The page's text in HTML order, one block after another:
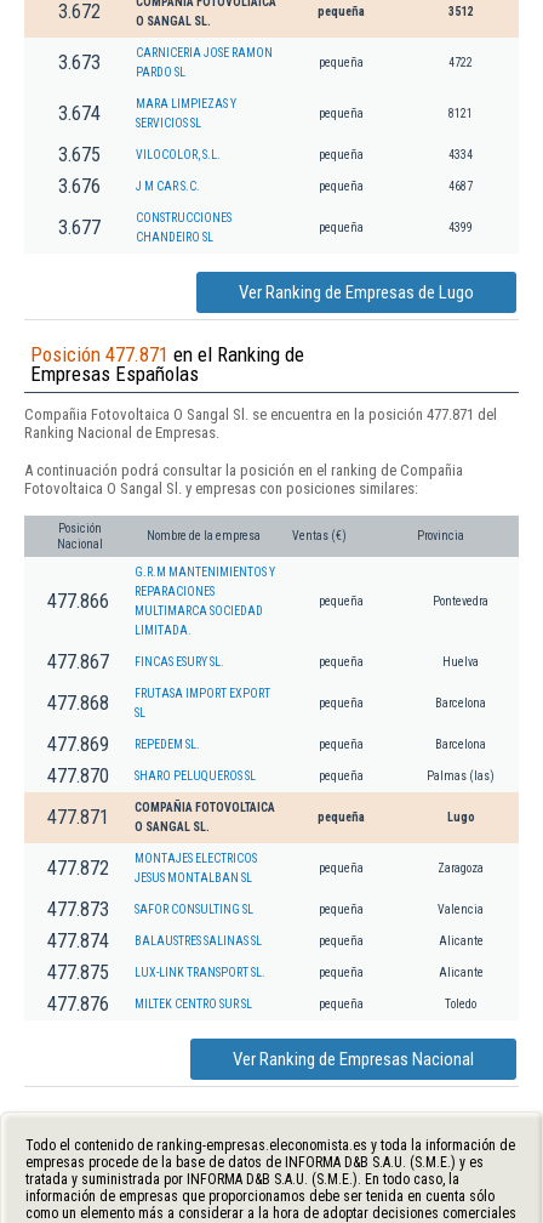
3.672
O SANGAL SL.
pequeña 3512
3.673
CARNICERIA JOSE RAMON
PARDO SL
pequeña 4722
3.674
MARA LIMPIEZAS Y
SERVICIOS SL
pequeña 8121
3.675 VILOCOLOR, S.L. pequeña 4334
3.676 J M CAR S.C. pequeña 4687
3.677
CONSTRUCCIONES
CHANDEIRO SL
pequeña 4399
Ver Ranking de Empresas de Lugo
Posición 477.871 en el Ranking de
Empresas Españolas
Compañia Fotovoltaica O Sangal Sl. se encuentra en la posición 477.871 del
Ranking Nacional de Empresas.
A continuación podrá consultar la posición en el ranking de Compañia
Fotovoltaica O Sangal Sl. y empresas con posiciones similares:
Posición
Nacional
Nombre de la empresa Ventas (€) Provincia
477.866
G.R.M MANTENIMIENTOS Y
REPARACIONES
MULTIMARCA SOCIEDAD
LIMITADA.
pequeña Pontevedra
477.867 FINCAS ESURY SL. pequeña Huelva
477.868
FRUTASA IMPORT EXPORT
SL
pequeña Barcelona
477.869 REPEDEM SL. pequeña Barcelona
477.870 SHARO PELUQUEROS SL pequeña Palmas (las)
477.871
COMPAÑIA FOTOVOLTAICA
O SANGAL SL.
pequeña Lugo
477.872
MONTAJES ELECTRICOS
JESUS MONTALBAN SL
pequeña Zaragoza
477.873 SAFOR CONSULTING SL pequeña Valencia
477.874 BALAUSTRES SALINAS SL pequeña Alicante
477.875 LUX-LINK TRANSPORT SL. pequeña Alicante
477.876 MILTEK CENTRO SUR SL pequeña Toledo
Ver Ranking de Empresas Nacional
Todo el contenido de ranking-empresas.eleconomista.es y toda la información de
empresas procede de la base de datos de INFORMA D&B S.A.U. (S.M.E.) y es
tratada y suministrada por INFORMA D&B S.A.U. (S.M.E.). En todo caso, la
información de empresas que proporcionamos debe ser tenida en cuenta sólo
como un elemento más a considerar a la hora de adoptar decisiones comerciales